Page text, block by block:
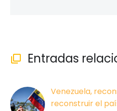
 Entradas
Venezuela,
reconstruir el